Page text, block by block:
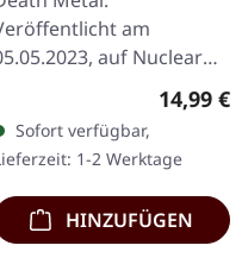
am
auf Nuclear
Blast Records. 1 Pleasure
2 Exclamation Of A…
14,99 €
Sofort verfügbar,
1-2 Werktage
HINZUFÜGEN